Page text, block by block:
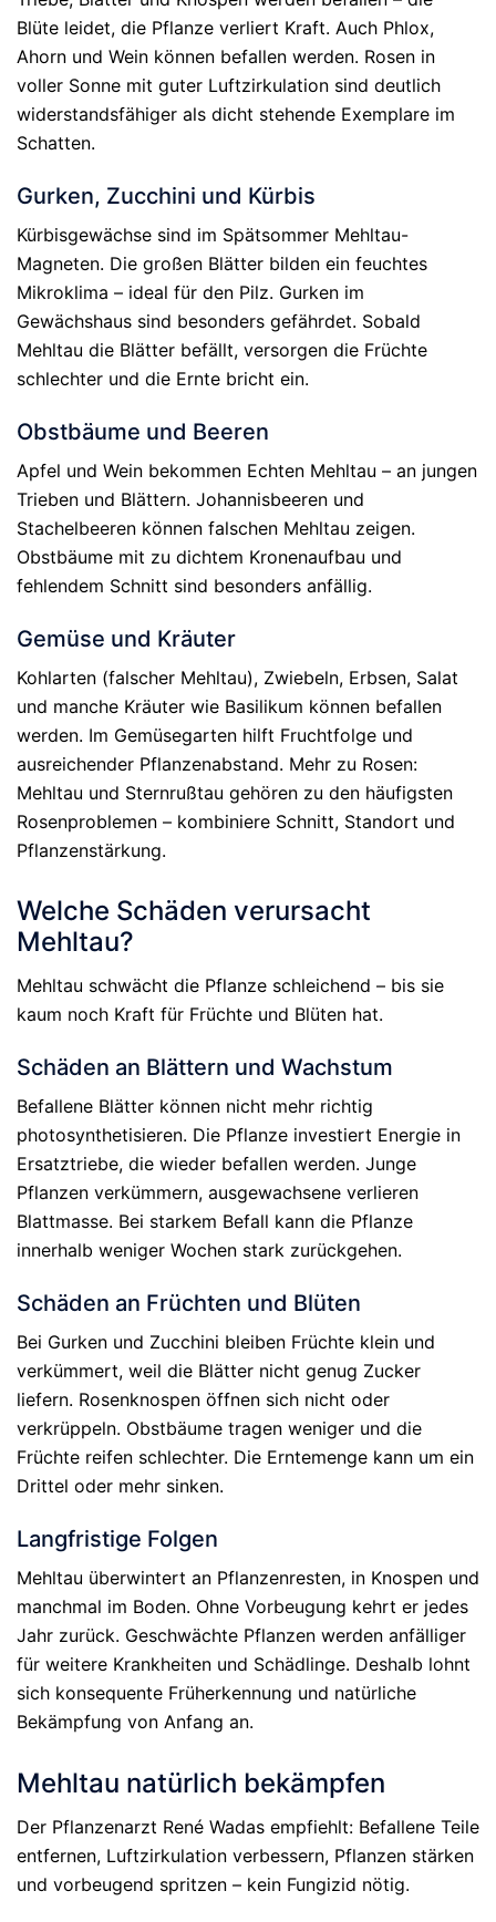
Blüte leidet, die Pflanze verliert Kraft. Auch Phlox,
Ahorn und Wein können befallen werden. Rosen in
voller Sonne mit guter Luftzirkulation sind deutlich
widerstandsfähiger als dicht stehende Exemplare im
Schatten.
Gurken, Zucchini und Kürbis
Kürbisgewächse sind im Spätsommer Mehltau-
Magneten. Die großen Blätter bilden ein feuchtes
Mikroklima – ideal für den Pilz. Gurken im
Gewächshaus sind besonders gefährdet. Sobald
Mehltau die Blätter befällt, versorgen die Früchte
schlechter und die Ernte bricht ein.
Obstbäume und Beeren
Apfel und Wein bekommen Echten Mehltau – an jungen
Trieben und Blättern. Johannisbeeren und
Stachelbeeren können falschen Mehltau zeigen.
Obstbäume mit zu dichtem Kronenaufbau und
fehlendem Schnitt sind besonders anfällig.
Gemüse und Kräuter
Kohlarten (falscher Mehltau), Zwiebeln, Erbsen, Salat
und manche Kräuter wie Basilikum können befallen
werden. Im Gemüsegarten hilft Fruchtfolge und
ausreichender Pflanzenabstand. Mehr zu Rosen:
Mehltau und Sternrußtau gehören zu den häufigsten
Rosenproblemen – kombiniere Schnitt, Standort und
Pflanzenstärkung.
Welche Schäden verursacht
Mehltau?
Mehltau schwächt die Pflanze schleichend – bis sie
kaum noch Kraft für Früchte und Blüten hat.
Schäden an Blättern und Wachstum
Befallene Blätter können nicht mehr richtig
photosynthetisieren. Die Pflanze investiert Energie in
Ersatztriebe, die wieder befallen werden. Junge
Pflanzen verkümmern, ausgewachsene verlieren
Blattmasse. Bei starkem Befall kann die Pflanze
innerhalb weniger Wochen stark zurückgehen.
Schäden an Früchten und Blüten
Bei Gurken und Zucchini bleiben Früchte klein und
verkümmert, weil die Blätter nicht genug Zucker
liefern. Rosenknospen öffnen sich nicht oder
verkrüppeln. Obstbäume tragen weniger und die
Früchte reifen schlechter. Die Erntemenge kann um ein
Drittel oder mehr sinken.
Langfristige Folgen
Mehltau überwintert an Pflanzenresten, in Knospen und
manchmal im Boden. Ohne Vorbeugung kehrt er jedes
Jahr zurück. Geschwächte Pflanzen werden anfälliger
für weitere Krankheiten und Schädlinge. Deshalb lohnt
sich konsequente Früherkennung und natürliche
Bekämpfung von Anfang an.
Mehltau natürlich bekämpfen
Der Pflanzenarzt René Wadas empfiehlt: Befallene Teile
entfernen, Luftzirkulation verbessern, Pflanzen stärken
und vorbeugend spritzen – kein Fungizid nötig.